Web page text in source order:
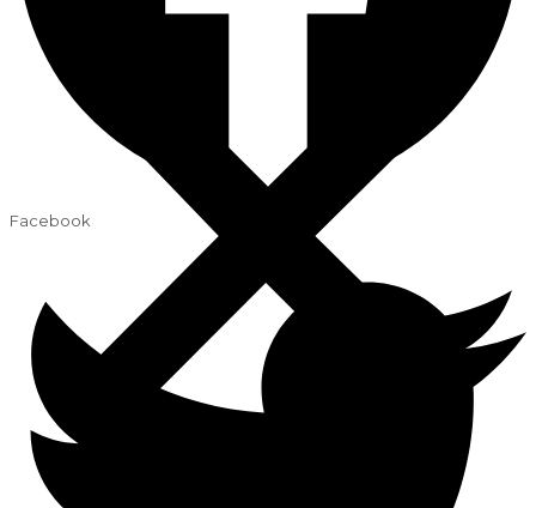
Facebook